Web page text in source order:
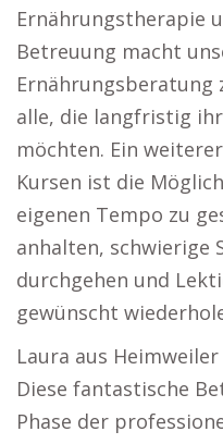
Ernährungstherapie
Betreuung macht
alle, die langfristig
möchten. Ein
Kursen ist die
eigenen Tempo zu
anhalten, schwierige
durchgehen und
gewünscht
Laura aus
Diese fantastische
Phase der